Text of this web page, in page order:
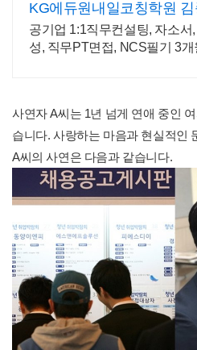
KG에듀원내일코칭학원
공기업 1:1직무컨설팅, 자소서,
성, 직무PT면접, NCS필기 3개
사연자 A씨는 1년 넘게 연애 중인
습니다. 사랑하는 마음과 현실적인
A씨의 사연은 다음과 같습니다.